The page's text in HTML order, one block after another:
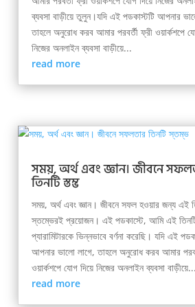
ব্যবসা বাড়ীয়ে তুলুন।যদি এই পডকাস্টটি আপনার
তাহলে অনুরোধ করব আমার পরবর্তী ফ্রী ওয়ার্কশপে
নিজের অনলাইন ব্যবসা বাড়ীয়ে...
read more
সময়, অর্থ এবং জ্ঞান। জীবনে
তিনটি স্তম্ভ
সময়, অর্থ এবং জ্ঞান। জীবনে সফল হওয়ার জন্য এই
স্তম্ভেরই প্রয়োজন। এই পডকাস্টে, আমি এই
প্যারামিটারকে ভিন্নভাবে বর্ণনা করেছি। যদি এই
আপনার ভালো লাগে, তাহলে অনুরোধ করব আমার
ওয়ার্কশপে যোগ দিয়ে নিজের অনলাইন ব্যবসা বাড়ীয়ে...
read more